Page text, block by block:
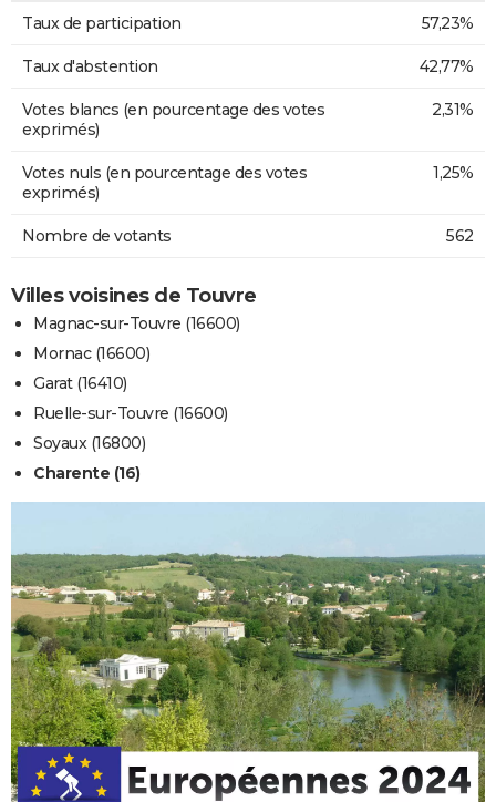
Taux de participation 57,23%
Taux d'abstention 42,77%
Votes blancs (en pourcentage des votes
exprimés)
2,31%
Votes nuls (en pourcentage des votes
exprimés)
1,25%
Nombre de votants 562
Villes voisines de Touvre
Magnac-sur-Touvre (16600)
Mornac (16600)
Garat (16410)
Ruelle-sur-Touvre (16600)
Soyaux (16800)
Charente (16)